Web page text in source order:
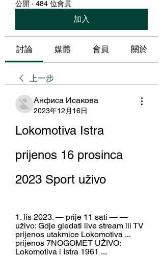
公開 · 484 位會員
加入
討論 媒體 會員 關於
上一步
Анфиса Исакова
2023年12月16日
Lokomotiva Istra
prijenos 16 prosinca
2023 Sport uživo
1. lis 2023. — prije 11 sati — —
uživo: Gdje gledati live stream ili TV
prijenos utakmice Lokomotiva ...
prijenos 7NOGOMET UŽIVO:
Lokomotiva i Istra 1961 ...